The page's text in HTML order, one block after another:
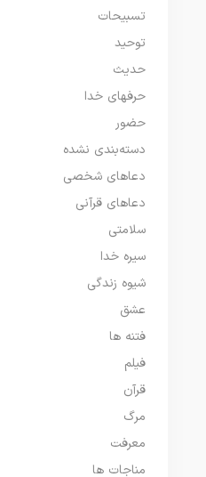
تسبیحات
توحید
حدیث
حرفهای خدا
حضور
دسته‌بندی نشده
دعاهای شخصی
دعاهای قرآنی
سلامتی
سیره خدا
شیوه زندگی
عشق
فتنه ها
فیلم
قرآن
مرگ
معرفت
مناجات ها